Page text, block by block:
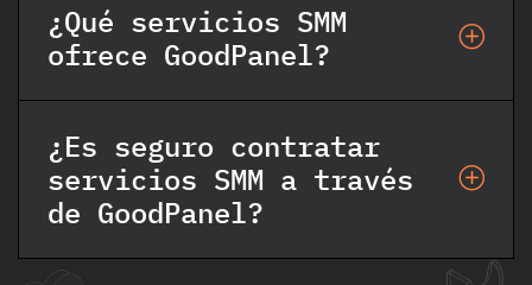
¿Qué servicios SMM
ofrece GoodPanel?
¿Es seguro contratar
servicios SMM a través
de GoodPanel?